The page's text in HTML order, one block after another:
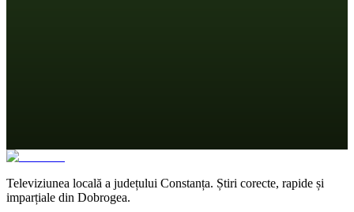
Televiziunea locală a județului Constanța. Știri corecte, rapide și
imparțiale din Dobrogea.